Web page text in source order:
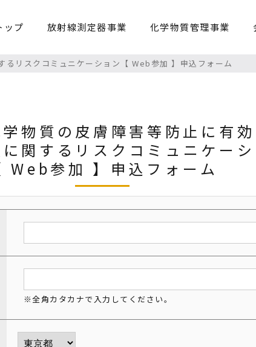
ップ 放射線測定器事業 化学物質管理事業
リスクコミュニケーション【 Web参加 】申込フォーム
物質の皮膚障害等防止に有効
関するリスクコミュニケーシ
Web参加 】申込フォーム
※全角カタカナで入力してください。